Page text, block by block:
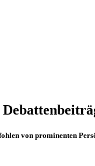
von prominenten